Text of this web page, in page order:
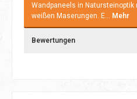
Wandpaneels in
weißen Maserungen. E… Mehr
Bewertungen